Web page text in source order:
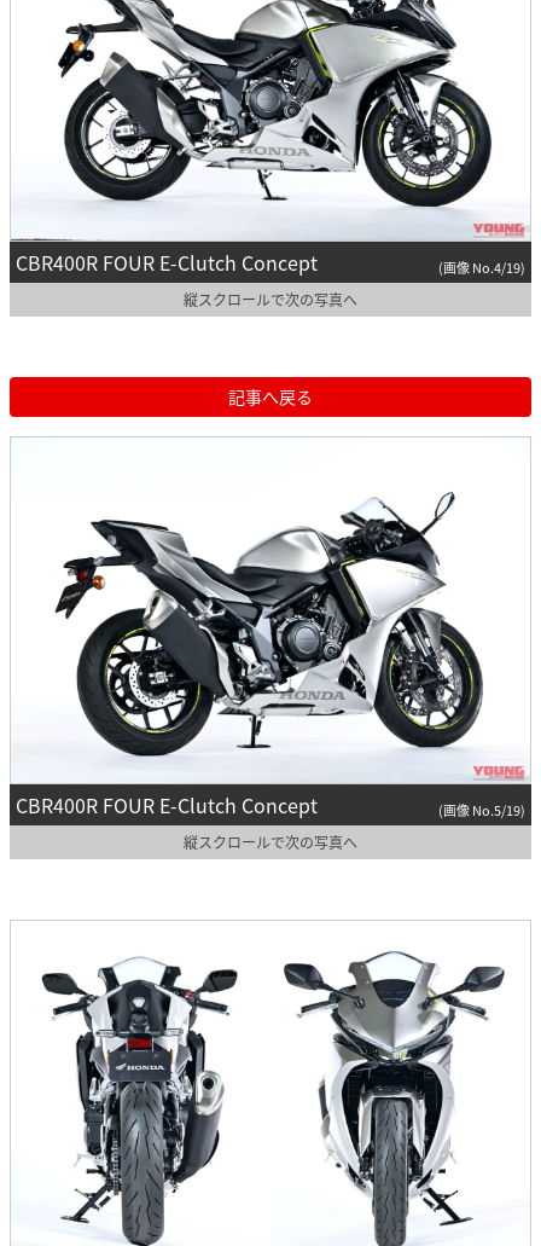
CBR400R FOUR E-Clutch Concept (画像 No.4/19)
縦スクロールで次の写真へ
記事へ戻る
CBR400R FOUR E-Clutch Concept (画像 No.5/19)
縦スクロールで次の写真へ